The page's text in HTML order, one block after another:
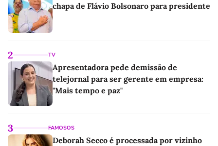
chapa de Flávio Bolsonaro para presidente
2 TV
Apresentadora pede demissão de
telejornal para ser gerente em empresa:
"Mais tempo e paz"
3 FAMOSOS
Deborah Secco é processada por vizinho